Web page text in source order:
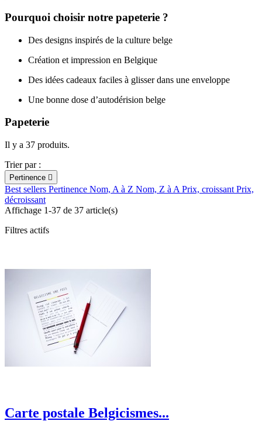
Pourquoi choisir notre papeterie ?
Des designs inspirés de la culture belge
Création et impression en Belgique
Des idées cadeaux faciles à glisser dans une enveloppe
Une bonne dose d’autodérision belge
Papeterie
Il y a 37 produits.
Trier par :
Pertinence 
Best sellers Pertinence Nom, A à Z Nom, Z à A Prix, croissant Prix,
décroissant
Affichage 1-37 de 37 article(s)
Filtres actifs
Carte postale Belgicismes...